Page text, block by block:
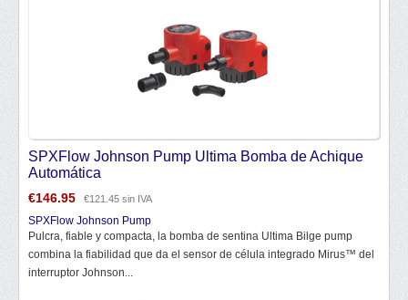
SPXFlow Johnson Pump Ultima Bomba de Achique
Automática
€146.95 €121.45 sin IVA
SPXFlow Johnson Pump
Pulcra, fiable y compacta, la bomba de sentina Ultima Bilge pump
combina la fiabilidad que da el sensor de célula integrado Mirus™ del
interruptor Johnson...